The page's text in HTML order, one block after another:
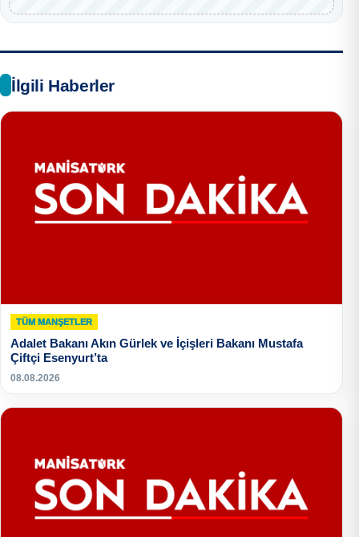
İlgili Haberler
TÜM MANŞETLER
Adalet Bakanı Akın Gürlek ve İçişleri Bakanı Mustafa
Çiftçi Esenyurt’ta
08.08.2026